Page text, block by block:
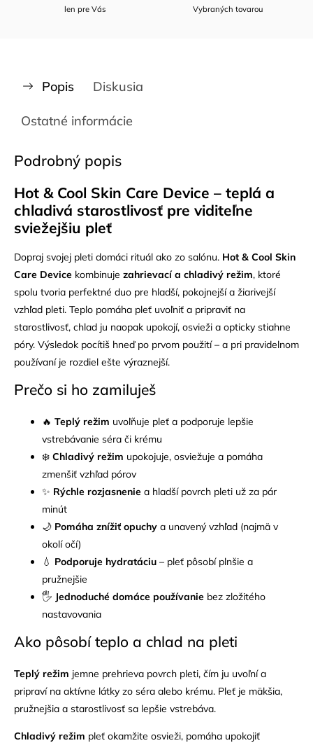
len pre Vás Vybraných tovarou
Popis Diskusia
Ostatné informácie
Podrobný popis
Hot & Cool Skin Care Device – teplá a
chladivá starostlivosť pre viditeľne
sviežejšiu pleť
Dopraj svojej pleti domáci rituál ako zo salónu. Hot & Cool Skin
Care Device kombinuje zahrievací a chladivý režim, ktoré
spolu tvoria perfektné duo pre hladší, pokojnejší a žiarivejší
vzhľad pleti. Teplo pomáha pleť uvoľniť a pripraviť na
starostlivosť, chlad ju naopak upokojí, osvieži a opticky stiahne
póry. Výsledok pocítiš hneď po prvom použití – a pri pravidelnom
používaní je rozdiel ešte výraznejší.
Prečo si ho zamiluješ
🔥 Teplý režim uvoľňuje pleť a podporuje lepšie
vstrebávanie séra či krému
❄️ Chladivý režim upokojuje, osviežuje a pomáha
zmenšiť vzhľad pórov
✨ Rýchle rozjasnenie a hladší povrch pleti už za pár
minút
🌙 Pomáha znížiť opuchy a unavený vzhľad (najmä v
okolí očí)
💧 Podporuje hydratáciu – pleť pôsobí plnšie a
pružnejšie
🖐️ Jednoduché domáce používanie bez zložitého
nastavovania
Ako pôsobí teplo a chlad na pleti
Teplý režim jemne prehrieva povrch pleti, čím ju uvoľní a
pripraví na aktívne látky zo séra alebo krému. Pleť je mäkšia,
pružnejšia a starostlivosť sa lepšie vstrebáva.
Chladivý režim pleť okamžite osvieži, pomáha upokojiť